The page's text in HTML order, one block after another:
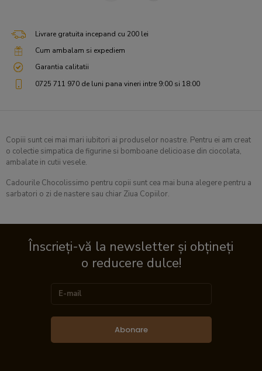
Livrare gratuita incepand cu 200 lei
Cum ambalam si expediem
Garantia calitatii
0725 711 970 de luni pana vineri intre 9:00 si 18:00
Copiii sunt cei mai mari iubitori ai produselor noastre. Pentru ei am creat
o colectie simpatica de figurine si bomboane delicioase din ciocolata,
ambalate in cutii vesele.
Cadourile Chocolissimo pentru copii sunt cea mai buna alegere pentru a
sarbatori o zi de nastere sau chiar Ziua Copiilor.
Înscrieți-vă la newsletter și obțineți
o reducere dulce!
Abonare